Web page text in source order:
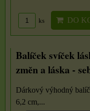
ks DO
Balíček svíček
změn a láska -
Dárkový výhodný
6,2 cm,...